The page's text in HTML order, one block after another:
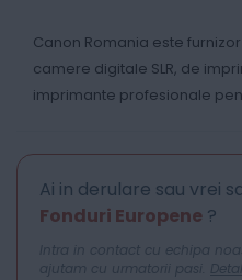
Canon Romania este
camere digitale SLR, de
imprimante profesionale
Ai in derulare sau vrei
Fonduri Europene ?
Intra in contact cu echipa
ajutam cu urmatorii pasi.